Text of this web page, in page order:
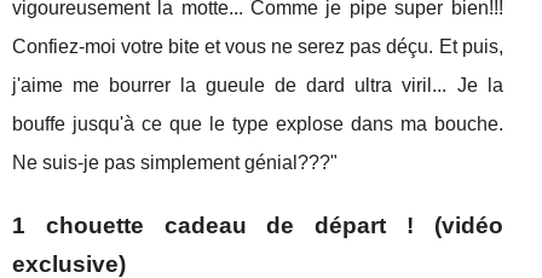
vigoureusement la motte... Comme je pipe super bien!!!
Confiez-moi votre bite et vous ne serez pas déçu. Et puis,
j'aime me bourrer la gueule de dard ultra viril... Je la
bouffe jusqu'à ce que le type explose dans ma bouche.
Ne suis-je pas simplement génial???"
1 chouette cadeau de départ ! (vidéo
exclusive)